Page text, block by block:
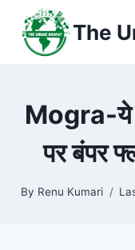
content
The
Mogra-ये
पर बंपर
By Renu Kumari